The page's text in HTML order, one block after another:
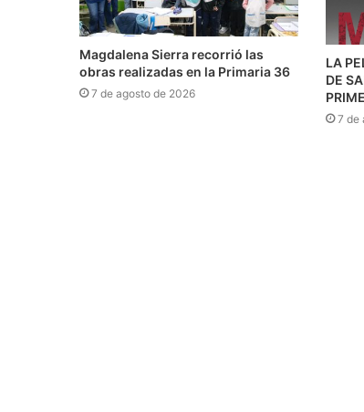
Magdalena Sierra recorrió las
obras realizadas en la Primaria 36
7 de agosto de 2026
LA
DE
7 de